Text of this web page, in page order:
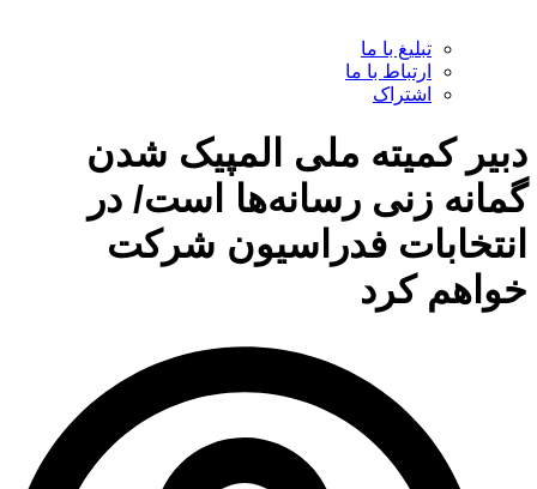
تبلیغ با ما
ارتباط با ما
اشتراک
دبیر کمیته ملی المپیک شدن
گمانه زنی رسانه‌‌ها است/ در
انتخابات فدراسیون‌ شرکت
خواهم کرد